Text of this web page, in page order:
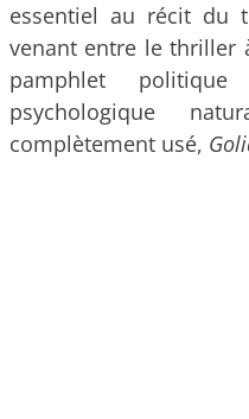
essentiel au récit du
venant entre le thriller
pamphlet
psychologique
complètement usé,